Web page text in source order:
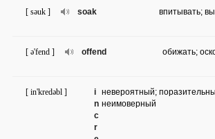
soak
[ səuk ] впитывать;
offend
[ ə'fend ] обижать;
i
n
c
r
[ in'kredəbl ]
невероятный;
неимоверный